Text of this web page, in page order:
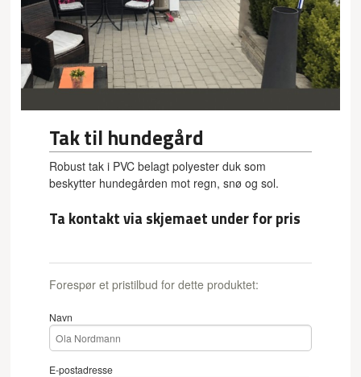
Tak til hundegård
Robust tak i PVC belagt polyester duk som
beskytter hundegården mot regn, snø og sol.
Ta kontakt via skjemaet under for pris
Forespør et pristilbud for dette produktet:
Navn
E-postadresse